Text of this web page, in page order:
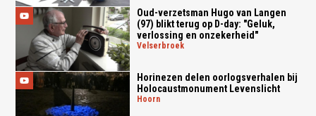
Oud-verzetsman Hugo van Langen
(97) blikt terug op D-day: "Geluk,
verlossing en onzekerheid"
velserbroek
Horinezen delen oorlogsverhalen bij
Holocaustmonument Levenslicht
hoorn